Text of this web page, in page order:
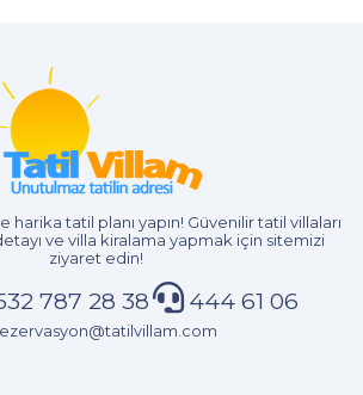
harika tatil planı yapın! Güvenilir tatil villaları
ve villa kiralama yapmak için sitemizi
ziyaret edin!
787 28 38 444 61 06